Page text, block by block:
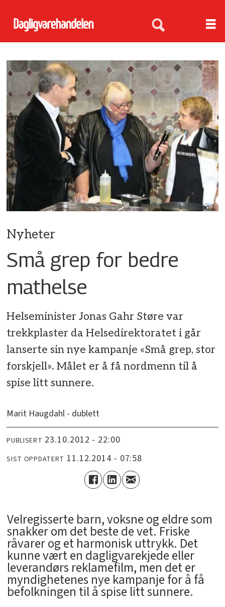
Nyheter
Små grep for bedre
mathelse
Helseminister Jonas Gahr Støre var
trekkplaster da Helsedirektoratet i går
lanserte sin nye kampanje «Små grep, stor
forskjell». Målet er å få nordmenn til å
spise litt sunnere.
Marit Haugdahl - dublett
PUBLISERT 23.10.2012 - 22:00
SIST OPPDATERT 11.12.2014 - 07:58
Velregisserte barn, voksne og eldre som
snakker om det beste de vet. Friske
råvarer og et harmonisk uttrykk. Det
kunne vært en dagligvarekjede eller
leverandørs reklamefilm, men det er
myndighetenes nye kampanje for å få
befolkningen til å spise litt sunnere.